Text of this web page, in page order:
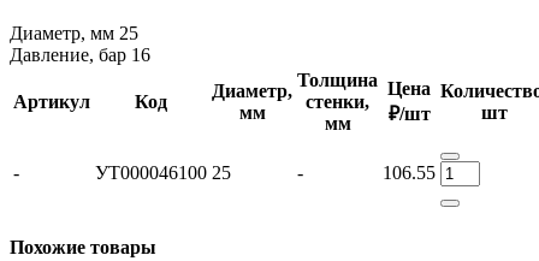
Диаметр, мм 25
Давление, бар 16
Артикул Код
Диаметр,
мм
Толщина
стенки,
мм
Цена
₽/шт
шт
- УТ000046100 25 - 106.55
Похожие товары